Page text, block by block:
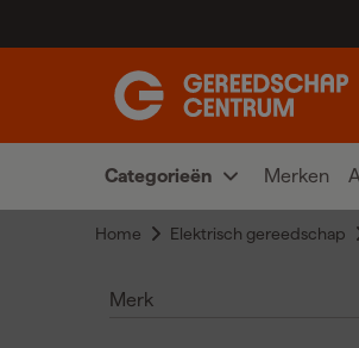
Categorieën Merken
Home Elektrisch gereedschap
Merk